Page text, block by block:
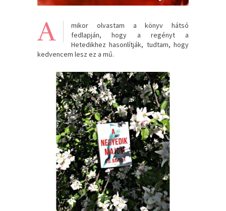
A
mikor olvastam a könyv hátsó
fedlapján, hogy a regényt a
Hetedikhez hasonlítják, tudtam, hogy
kedvencem lesz ez a mű.